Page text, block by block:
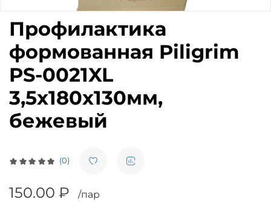
(0)
Профилактика
формованная Piligrim
PS-0021XL
3,5х180х130мм,
бежевый
150.00 ₽ /пар